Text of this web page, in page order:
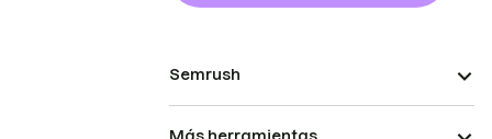
Semrush